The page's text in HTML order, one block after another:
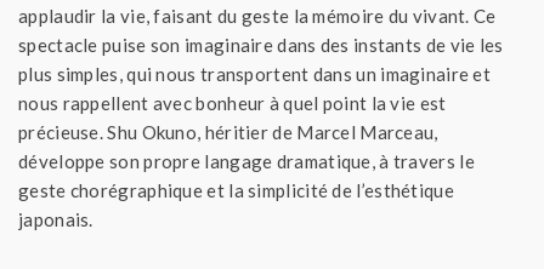
applaudir la vie, faisant du geste la mémoire du vivant. Ce
spectacle puise son imaginaire dans des instants de vie les
plus simples, qui nous transportent dans un imaginaire et
nous rappellent avec bonheur à quel point la vie est
précieuse. Shu Okuno, héritier de Marcel Marceau,
développe son propre langage dramatique, à travers le
geste chorégraphique et la simplicité de l’esthétique
japonais.